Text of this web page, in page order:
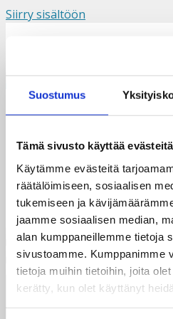
Suostumus
Tämä sivusto käyttää evästeitä
Käytämme evästeitä
räätälöimiseen, sosiaalisen
tukemiseen ja
jaamme sosiaalisen median,
alan kumppaneillemme tietoja
sivustoamme. Kumppanimme
tietoja muihin tietoihin, joita
kerätty, kun olet käyttänyt
Siirry sisältöön
Valikko
Lukujuhlan